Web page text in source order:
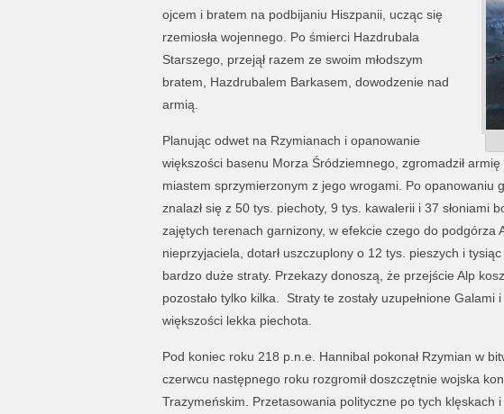
ojcem i bratem na podbijaniu Hiszpanii, ucząc się
rzemiosła wojennego. Po śmierci Hazdrubala
Starszego, przejął razem ze swoim młodszym
bratem, Hazdrubalem Barkasem, dowodzenie nad
armią.
Planując odwet na Rzymianach i opanowanie
większości basenu Morza Śródziemnego, zgromadził
miastem sprzymierzonym z jego wrogami. Po opanowaniu
znalazł się z 50 tys. piechoty, 9 tys. kawalerii i 37 słoniami
zajętych terenach garnizony, w efekcie czego do podgórza
nieprzyjaciela, dotarł uszczuplony o 12 tys. pieszych i
bardzo duże straty. Przekazy donoszą, że przejście Alp
pozostało tylko kilka. Straty te zostały uzupełnione Galami
większości lekka piechota.
Pod koniec roku 218 p.n.e. Hannibal pokonał Rzymian w
czerwcu następnego roku rozgromił doszczętnie wojska
Trazymeńskim. Przetasowania polityczne po tych klęskach